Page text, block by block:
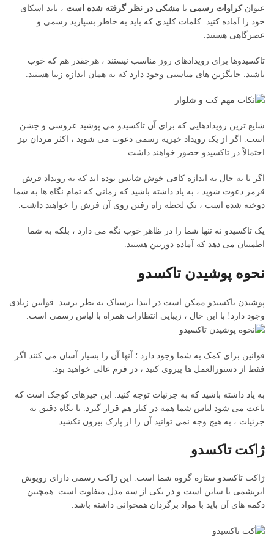
عنوانکراوات رسمی یا مشکی در نظر گرفته شده است ، باید اسکای
خود را آماده کنید. کلمات کلیدی که باید به خاطر بسپارید رسمی و
عصرگاهی هستند.
تاکسیدوها برای رویدادهای روز مناسب نیستند ، هرچقدر هم که خوب
باشند. جایگزین های مناسبی وجود دارد که به همان اندازه زیبا هستند.
شایع ترین رویدادهایی که برای آن تاکسیدو می پوشید عروسی و جشن
است. اگر از یک رویداد خیریه رسمی دعوت می شوید ، اکثر مردان نیز
احتمالاً در تاکسیدو حضور خواهند داشت.
اگر تا به حال به اندازه کافی خوش شانس بوده اید که به رویداد فرش
قرمز دعوت شوید ، به یاد داشته باشید که زمانی که تمام نگاه ها به شما
دوخته شده است ، یک لحظه راه رفتن روی آن فرش را خواهید داشت.
یک تاکسیدو نه تنها شما را در ظاهر خوب نگه می دارد ، بلکه به شما
اطمینان می دهد که آماده دوربین هستید.
نحوه پوشیدن تاکسدو
پوشیدن تاکسیدو ممکن است در ابتدا ترسناک به نظر برسد. قوانین زیادی
وجود دارد! با این حال ، زیبایی انتظارات همراه با لباس رسمی است.
قوانین برای کمک به شما وجود دارد ؛ آنها آن را بسیار آسان می کنند اگر
فقط از دستورالعمل ها پیروی کنید ، در فرم عالی خواهید بود.
به یاد داشته باشید که به جزئیات توجه کنید. این چیزهای کوچک است که
باعث می شود لباس شما همه در کنار هم قرار گیرد. با نگاه دقیق به
جزئیات ، به هیچ وجه نمی توانید آن را از پارک بیرون نکشید.
ژاکت تاکسدو
ژاکت تاکسدو ستاره گروه شما است. این ژاکت رسمی دارای روپوش
ابریشمی یا ساتن است و در یکی از سه مدل متفاوت است. همچنین
دکمه های آن باید با مواد برگردان همخوانی داشته باشد.